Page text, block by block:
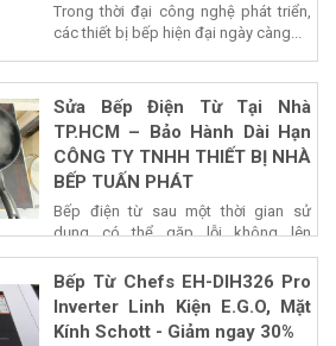
Trong thời đại công nghệ phát triển,
các thiết bị bếp hiện đại ngày càng...
Sửa Bếp Điện Từ Tại Nhà
TP.HCM – Bảo Hành Dài Hạn
CÔNG TY TNHH THIẾT BỊ NHÀ
BẾP TUẤN PHÁT
Bếp điện từ sau một thời gian sử
dụng có thể gặp lỗi không lên
nguồn,...
Bếp Từ Chefs EH-DIH326 Pro
Inverter Linh Kiện E.G.O, Mặt
Kính Schott - Giảm ngay 30%